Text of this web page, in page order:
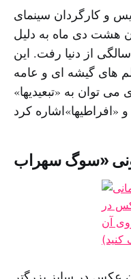
و کارگردان سینمای
هشت دی ماه به دلیل
ایست قلبی در سن ۶۷ سالگی از دنیا رفت. این
های گیشه ای و عامه
توان به «تبعیدیها»